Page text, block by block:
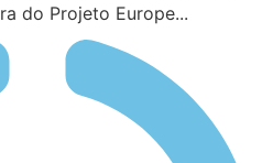
do Projeto Europe...